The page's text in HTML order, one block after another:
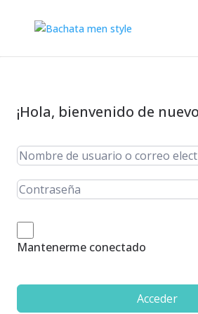
¡Hola, bienvenido de
Mantenerme conectado
Acceder